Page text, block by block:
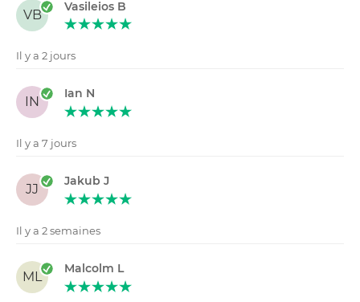
VB
Vasileios B
Il y a 2 jours
IN
Ian N
Il y a 7 jours
JJ
Jakub J
Il y a 2 semaines
ML
Malcolm L